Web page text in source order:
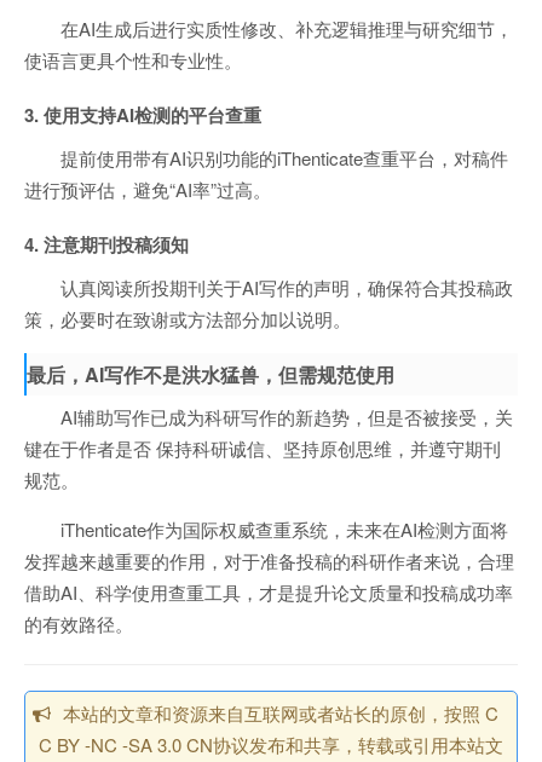
在AI生成后进行实质性修改、补充逻辑推理与研究细节，
使语言更具个性和专业性。
3. 使用支持AI检测的平台查重
提前使用带有AI识别功能的iThenticate查重平台，对稿件
进行预评估，避免“AI率”过高。
4. 注意期刊投稿须知
认真阅读所投期刊关于AI写作的声明，确保符合其投稿政
策，必要时在致谢或方法部分加以说明。
最后，AI写作不是洪水猛兽，但需规范使用
AI辅助写作已成为科研写作的新趋势，但是否被接受，关
键在于作者是否 保持科研诚信、坚持原创思维，并遵守期刊
规范。
iThenticate作为国际权威查重系统，未来在AI检测方面将
发挥越来越重要的作用，对于准备投稿的科研作者来说，合理
借助AI、科学使用查重工具，才是提升论文质量和投稿成功率
的有效路径。
本站的文章和资源来自互联网或者站长的原创，按照 C
C BY -NC -SA 3.0 CN协议发布和共享，转载或引用本站文